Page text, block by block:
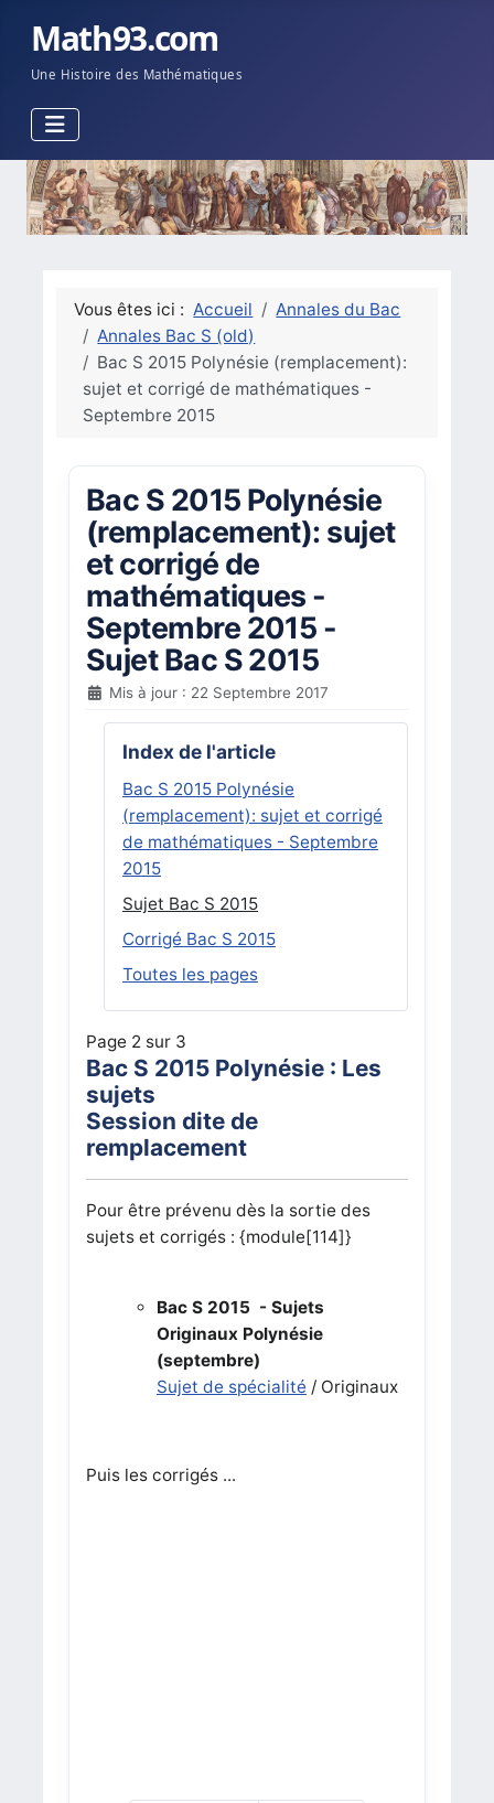
Math93.com
Une Histoire des Mathématiques
Vous êtes ici : Accueil
Annales du Bac
Annales Bac S (old)
Bac S 2015 Polynésie (remplacement):
sujet et corrigé de mathématiques -
Septembre 2015
Bac S 2015 Polynésie
(remplacement): sujet
et corrigé de
mathématiques -
Septembre 2015 -
Sujet Bac S 2015
Mis à jour : 22 Septembre 2017
Index de l'article
Bac S 2015 Polynésie
(remplacement): sujet et corrigé
de mathématiques - Septembre
2015
Sujet Bac S 2015
Corrigé Bac S 2015
Toutes les pages
Page 2 sur 3
Bac S 2015 Polynésie : Les
sujets
Session dite de
remplacement
Pour être prévenu dès la sortie des
sujets et corrigés : {module[114]}
Bac S 2015 - Sujets
Originaux Polynésie
(septembre)
Sujet de spécialité / Originaux
Puis les corrigés ...